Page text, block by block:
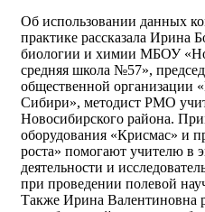
Об использовании данных
практике рассказала Ирина
биологии и химии МБОУ
средняя школа №57»,
общественной организации
Сибири», методист РМО
Новосибирского района.
оборудования «Крисмас» и
роста» помогают учителю в
деятельности и
при проведении полевой
Также Ирина Валентиновна